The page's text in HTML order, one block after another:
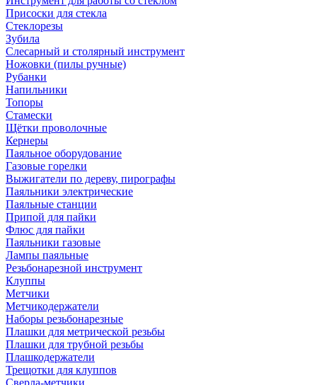
Присоски для стекла
Стеклорезы
Зубила
Слесарный и столярный инструмент
Ножовки (пилы ручные)
Рубанки
Напильники
Топоры
Стамески
Щётки проволочные
Кернеры
Паяльное оборудование
Газовые горелки
Выжигатели по дереву, пирографы
Паяльники электрические
Паяльные станции
Припой для пайки
Флюс для пайки
Паяльники газовые
Лампы паяльные
Резьбонарезной инструмент
Клуппы
Метчики
Метчикодержатели
Наборы резьбонарезные
Плашки для метрической резьбы
Плашки для трубной резьбы
Плашкодержатели
Трещотки для клуппов
Сверла-метчики